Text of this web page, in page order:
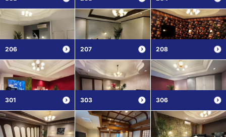
206 207 208
301 303 306